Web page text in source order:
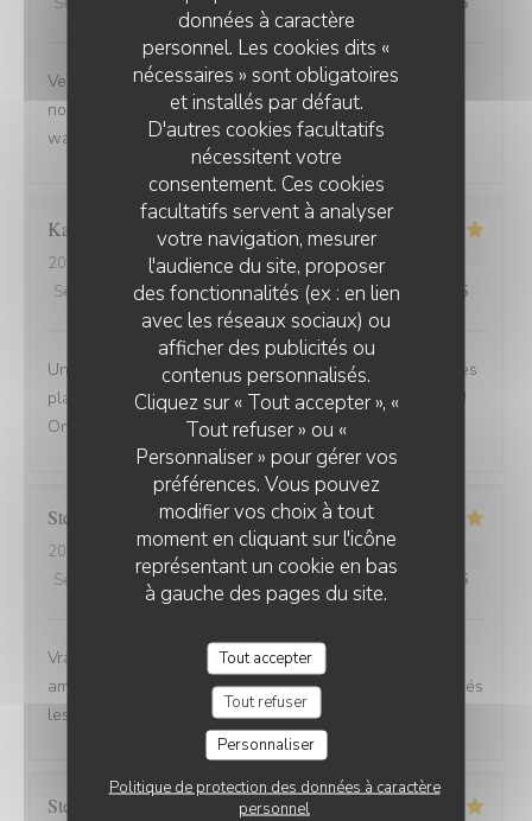
données à caractère
personnel. Les cookies dits «
nécessaires » sont obligatoires
et installés par défaut.
D'autres cookies facultatifs
nécessitent votre
consentement. Ces cookies
facultatifs servent à analyser
votre navigation, mesurer
l'audience du site, proposer
des fonctionnalités (ex : en lien
avec les réseaux sociaux) ou
afficher des publicités ou
contenus personnalisés.
Cliquez sur « Tout accepter », «
Tout refuser » ou «
Personnaliser » pour gérer vos
préférences. Vous pouvez
modifier vos choix à tout
moment en cliquant sur l'icône
représentant un cookie en bas
à gauche des pages du site.
Tout accepter
Tout refuser
Personnaliser
Politique de protection des données à caractère
personnel
Venue avec des amis de Belfort.super bien accueillis,
nous avons beaucoup apprécié la carbonade et le
waterzoi de poissons Nous reviendrons
Karine
2025-08-30
- 21:15 - Couverts 4
Service
/5 Ambiance: 5/5 Cuisine :5/5 Qualité / Prix /5
Une adresse a absolument découvrir ! Une ambiance,des
plats tous délicieux,un personnel attentionné et réactif !!
On reviendra....
Stefano
2025-08-30
- 12:00 - Couverts 6
Service
/5 Ambiance: 5 /5 Cuisine: 5/5 Qualité / Prix /5
Vrai Estaminet du Nord, nourriture excellente, uste a
ameillorer le rytme de sortie des plats, pas tjs coordonnés
les frites avec les plats principaux.
Stefan